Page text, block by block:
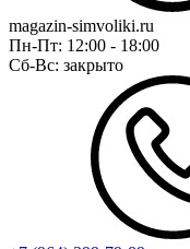
magazin-simvoliki.ru
Пн-Пт: 12:00 - 18:00
Сб-Вс: закрыто